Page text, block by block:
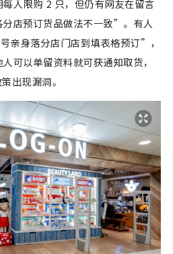
人限购 2 只，但仍有网友在留言
店预订货品做法不一致”。有人
亲身落分店门店到填表格预订”，
可以单留资料就可获通知取货，
出现漏洞。